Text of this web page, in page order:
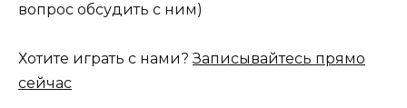
вопрос обсудить с ним)
Хотите играть с нами?Записывайтесь прямо
сейчас